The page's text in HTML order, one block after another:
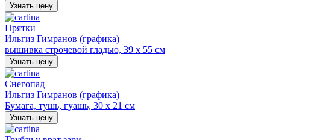
Узнать цену
Прятки
Ильгиз Гимранов (графика)
вышивка строчевой гладью, 39 х 55 см
Узнать цену
Снегопад
Ильгиз Гимранов (графика)
Бумага, тушь, гуашь, 30 х 21 см
Узнать цену